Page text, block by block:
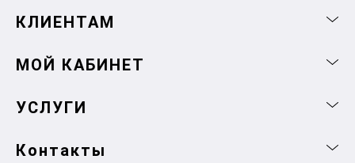
КЛИЕНТАМ
МОЙ КАБИНЕТ
УСЛУГИ
Контакты